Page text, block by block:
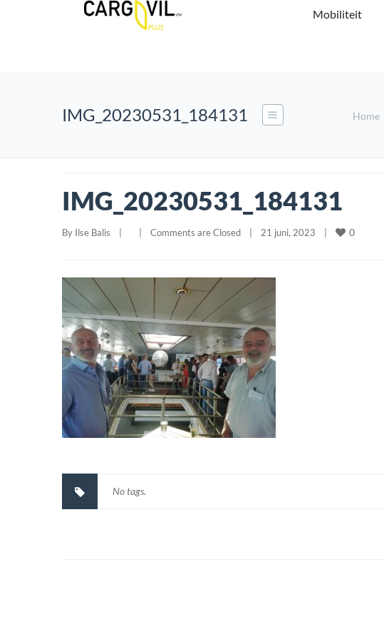
Mobiliteit
IMG_20230531_184131 Home
IMG_20230531_184131
By Ilse Balis Comments are Closed 21 juni, 2023 0
No tags.